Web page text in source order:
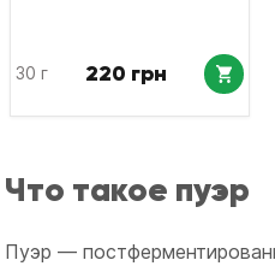
30 г 220 грн
Что такое пуэр
Пуэр —